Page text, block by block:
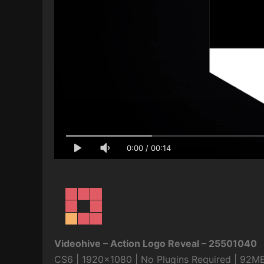
0:00 / 00:14
Videohive – Action Logo Reveal – 25501040
CS6 | 1920×1080 | No Plugins Required |